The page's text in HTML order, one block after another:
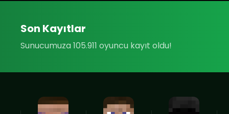
Son Kayıtlar
Sunucumuza 105.911 oyuncu kayıt oldu!